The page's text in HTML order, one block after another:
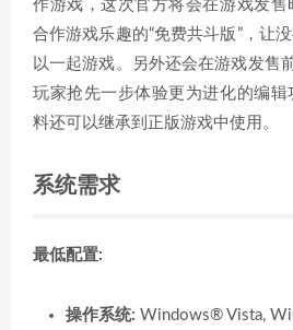
作游戏，这次官方将会在游戏发
合作游戏乐趣的“免费共斗版”，让
以一起游戏。另外还会在游戏发售
玩家抢先一步体验更为进化的编
料还可以继承到正版游戏中使用。
系统需求
最低配置:
操作系统: Windows® Vista,